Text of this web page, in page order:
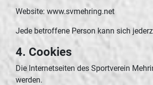
Website: www.svmehring.net
Jede betroffene Person kann sich
4. Cookies
Die Internetseiten des Sportverein
werden.